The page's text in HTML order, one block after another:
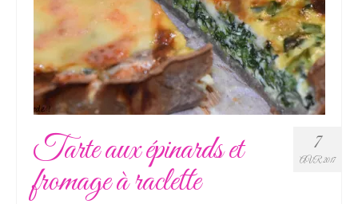
7
AVR 2017
Tarte aux épinards et
fromage à raclette